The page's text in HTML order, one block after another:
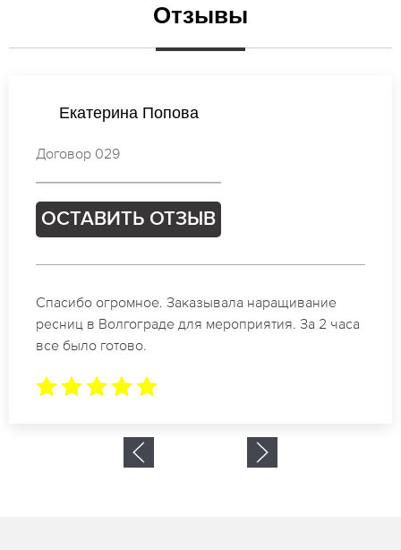
Отзывы
Ирина Иванова
Договор 091
ОСТАВИТЬ ОТЗЫВ
Идеальные мастера своего дела по наращиванию
ресниц в Волгограде. Великолепный результат.
Буду обращаться еще.